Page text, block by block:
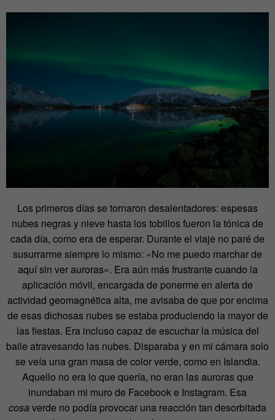
Los primeros días se tornaron desalentadores: espesas
nubes negras y nieve hasta los tobillos fueron la tónica de
cada día, como era de esperar. Durante el viaje no paré de
susurrarme siempre lo mismo: «No me puedo marchar de
aquí sin ver auroras». Era aún más frustrante cuando la
aplicación móvil, encargada de ponerme en alerta de
actividad geomagnética alta, me avisaba de que por encima
de esas dichosas nubes se estaba produciendo la mayor de
las fiestas. Era incluso capaz de escuchar la música del
baile atravesando las nubes. Disparaba y en mi cámara solo
se veía una gran masa de color verde, como en Islandia.
Aquello no era lo que quería, no eran las auroras que
inundaban mi muro de Facebook e Instagram. Esa
cosa verde no podía provocar una reacción tan desorbitada